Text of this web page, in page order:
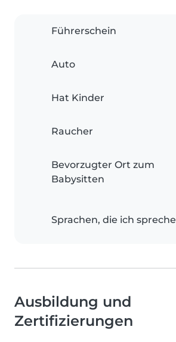
Führerschein
Auto
Hat Kinder
Raucher
Bevorzugter Ort zum
Babysitten
Sprachen, die ich spreche
Ausbildung und
Zertifizierungen